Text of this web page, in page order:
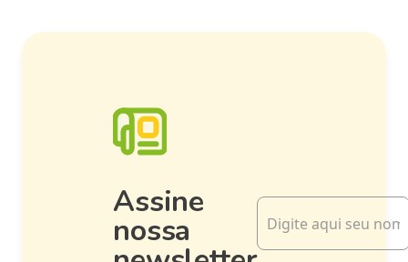
Assine
nossa